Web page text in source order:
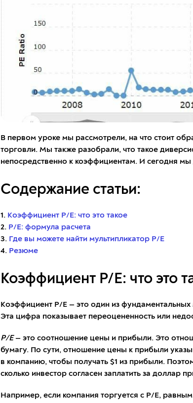
В первом уроке мы рассмотрели, на что стоит
торговли. Мы также разобрали, что такое
непосредственно к коэффициентам. И сегодня мы
Содержание статьи:
1. Коэффициент P/E: что это такое
2. P/E: формула расчета
3. Где вы можете найти мультипликатор P/E
4. Резюме
Коэффициент P/E: что это
Коэффициент P/E — это один из
Эта цифра показывает переоцененность или
P/E— это соотношение цены и прибыли. Это
бумагу. По сути, отношение цены к прибыли
в компанию, чтобы получать $1 из прибыли.
сколько инвестор согласен заплатить за доллар
Например, если компания торгуется с P/E, равным